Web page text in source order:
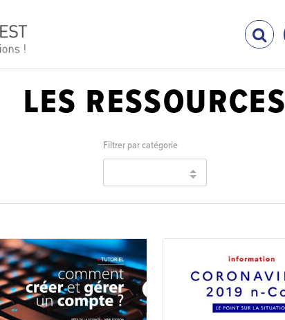
LES RESSOURCES
Filtrer par catégorie